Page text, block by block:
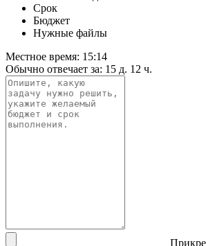
Срок
Бюджет
Нужные файлы
Местное время: 15:14
Обычно отвечает за: 15 д. 12 ч.